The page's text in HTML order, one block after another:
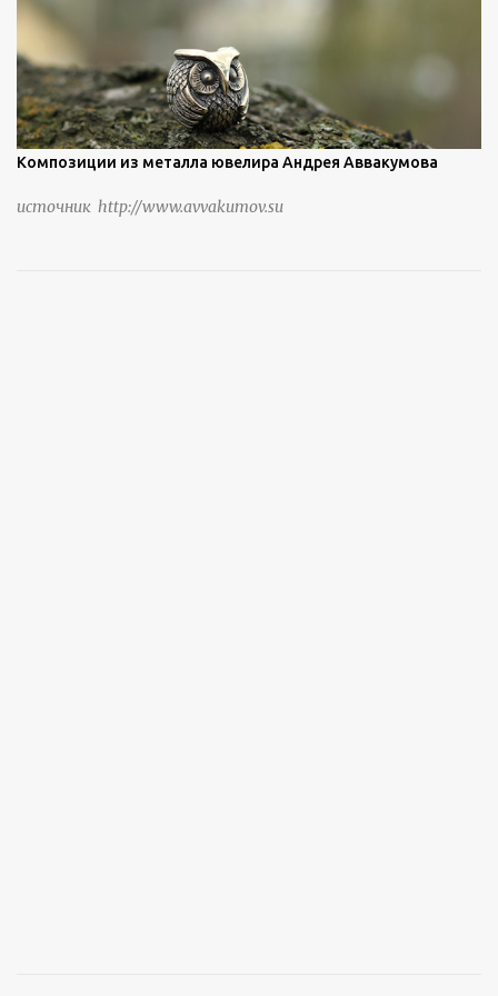
Композиции из металла ювелира Андрея Аввакумова
источник http://www.avvakumov.su